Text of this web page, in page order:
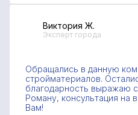
Виктория Ж.
Эксперт города
Обращались в данную
стройматериалов.
благодарность выражаю
Роману, консультация на
Вам!